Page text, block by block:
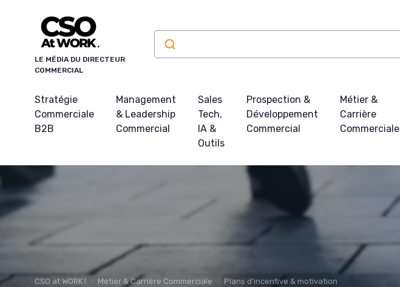
LE MÉDIA DU DIRECTEUR
COMMERCIAL
Stratégie
Commerciale
B2B
Management
& Leadership
Commercial
Sales
Tech,
IA &
Outils
Prospection &
Développement
Commercial
Métier &
Carrière
Commerciale
CSO at WORK ! Métier & Carrière Commerciale Plans d’incentive & motivation